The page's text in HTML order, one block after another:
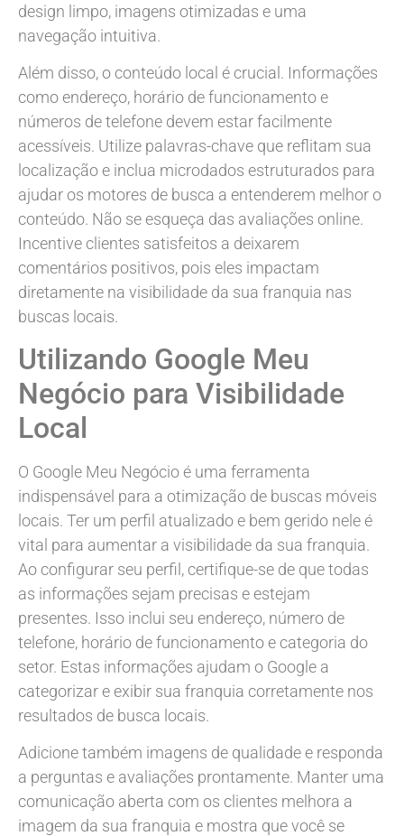
design limpo, imagens otimizadas e uma
navegação intuitiva.
Além disso, o conteúdo local é crucial. Informações
como endereço, horário de funcionamento e
números de telefone devem estar facilmente
acessíveis. Utilize palavras-chave que reflitam sua
localização e inclua microdados estruturados para
ajudar os motores de busca a entenderem melhor o
conteúdo. Não se esqueça das avaliações online.
Incentive clientes satisfeitos a deixarem
comentários positivos, pois eles impactam
diretamente na visibilidade da sua franquia nas
buscas locais.
Utilizando Google Meu
Negócio para Visibilidade
Local
O Google Meu Negócio é uma ferramenta
indispensável para a otimização de buscas móveis
locais. Ter um perfil atualizado e bem gerido nele é
vital para aumentar a visibilidade da sua franquia.
Ao configurar seu perfil, certifique-se de que todas
as informações sejam precisas e estejam
presentes. Isso inclui seu endereço, número de
telefone, horário de funcionamento e categoria do
setor. Estas informações ajudam o Google a
categorizar e exibir sua franquia corretamente nos
resultados de busca locais.
Adicione também imagens de qualidade e responda
a perguntas e avaliações prontamente. Manter uma
comunicação aberta com os clientes melhora a
imagem da sua franquia e mostra que você se